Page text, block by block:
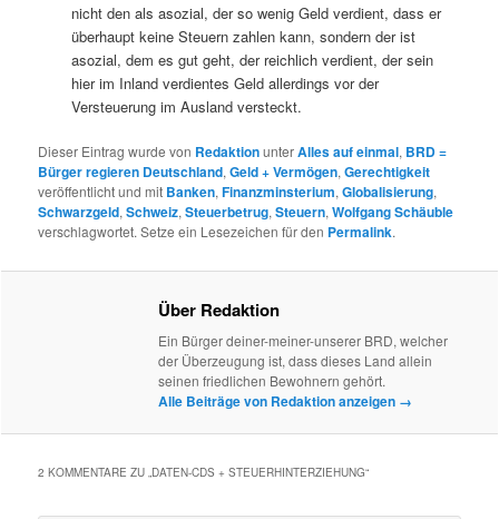
nicht den als asozial, der so wenig Geld verdient, dass er
überhaupt keine Steuern zahlen kann, sondern der ist
asozial, dem es gut geht, der reichlich verdient, der sein
hier im Inland verdientes Geld allerdings vor der
Versteuerung im Ausland versteckt.
Dieser Eintrag wurde von RedaktionunterAlles auf einmal, BRD =
Bürger regieren Deutschland,Geld + Vermögen,Gerechtigkeit
veröffentlicht und mit Banken,Finanzminsterium,Globalisierung,
Schwarzgeld,Schweiz,Steuerbetrug,Steuern,Wolfgang Schäuble
verschlagwortet. Setze ein Lesezeichen für den Permalink.
Über Redaktion
Ein Bürger deiner-meiner-unserer BRD, welcher
der Überzeugung ist, dass dieses Land allein
seinen friedlichen Bewohnern gehört.
Alle Beiträge von Redaktion anzeigen →
2 KOMMENTARE ZU „DATEN-CDS + STEUERHINTERZIEHUNG“